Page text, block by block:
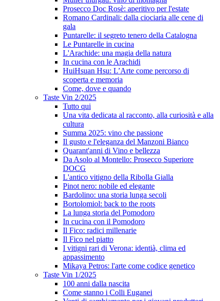
Prosecco Doc Rosè: aperitivo per l'estate
Romano Cardinali: dalla ciociaria alle cene di
gala
Puntarelle: il segreto tenero della Catalogna
Le Puntarelle in cucina
L'Arachide: una magia della natura
In cucina con le Arachidi
HuiHsuan Hsu: L’Arte come percorso di
scoperta e memoria
Come, dove e quando
Taste Vin 2/2025
Tutto qui
Una vita dedicata al racconto, alla curiosità e alla
cultura
Summa 2025: vino che passione
Il gusto e l'eleganza del Manzoni Bianco
Quarant'anni di Vino e bellezza
Da Asolo al Montello: Prosecco Superiore
DOCG
L'antico vitigno della Ribolla Gialla
Pinot nero: nobile ed elegante
Bardolino: una storia lunga secoli
Bortolomiol: back to the roots
La lunga storia del Pomodoro
In cucina con il Pomodoro
Il Fico: radici millenarie
Il Fico nel piatto
I vitigni rari di Verona: identià, clima ed
appassimento
Mikaya Petros: l'arte come codice genetico
Taste Vin 1/2025
100 anni dalla nascita
Come stanno i Colli Euganei